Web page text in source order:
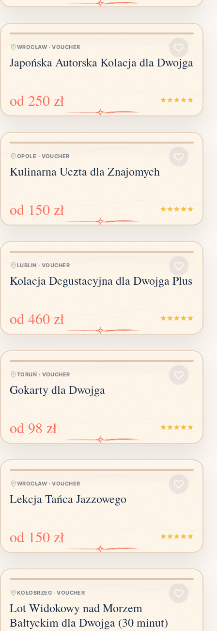
WROCŁAW ·VOUCHER
Japońska Autorska Kolacja dla Dwojga
od 250 zł
OPOLE · VOUCHER
Kulinarna Uczta dla Znajomych
od 150 zł
LUBLIN · VOUCHER
Kolacja Degustacyjna dla Dwojga Plus
od 460 zł
TORUŃ · VOUCHER
Gokarty dla Dwojga
od 98 zł
WROCŁAW ·VOUCHER
Lekcja Tańca Jazzowego
od 150 zł
KOŁOBRZEG·VOUCHER
Lot Widokowy nad Morzem
Bałtyckim dla Dwojga (30 minut)